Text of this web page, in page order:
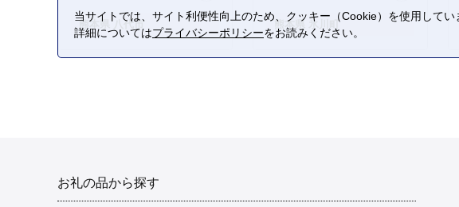
熊本県 八代市 熊本県 氷川町
お礼の品から探す
当サイトでは、サイト利便性向上のため、クッキー（Cookie）を使用して
詳細についてはプライバシーポリシーをお読みください。